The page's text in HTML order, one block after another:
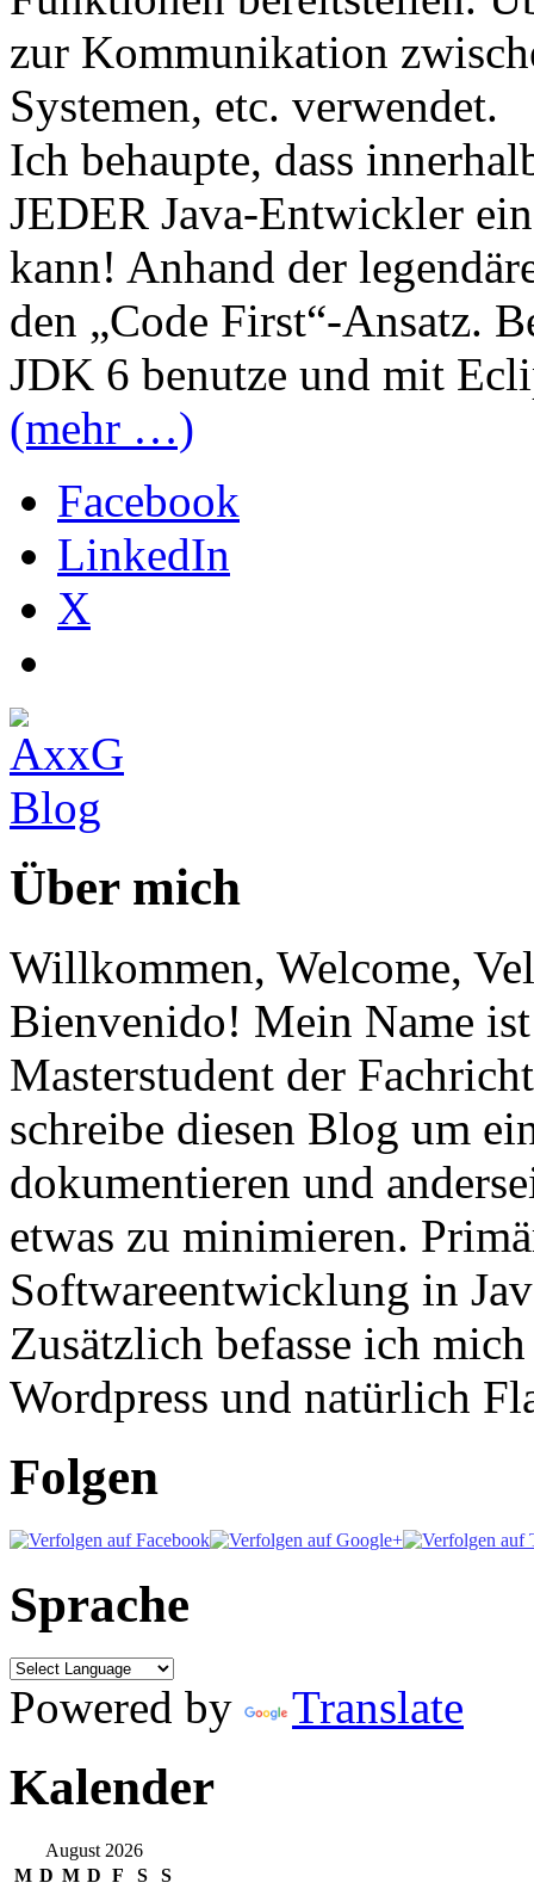
zur Kommunikation
Systemen, etc. verwendet.
Ich behaupte, dass
JEDER Java-Entwickler
kann! Anhand der
den „Code First“-Ansatz.
JDK 6 benutze und mit
(mehr …)
Facebook
LinkedIn
X
Über mich
Willkommen, Welcome,
Bienvenido! Mein Name
Masterstudent der
schreibe diesen Blog um
dokumentieren und
etwas zu minimieren.
Softwareentwicklung in
Zusätzlich befasse ich
Wordpress und natürlich
Folgen
Sprache
Powered by Translate
Kalender
August 2026
M D M D F S
S